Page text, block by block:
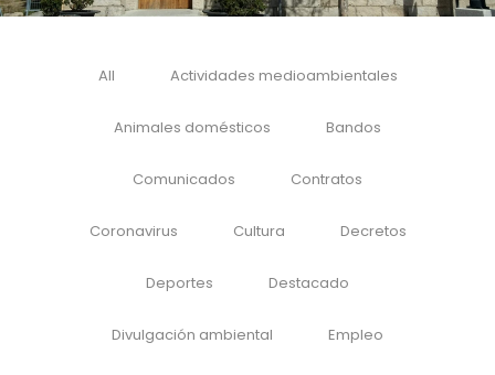
All Actividades medioambientales
Animales domésticos Bandos
Comunicados Contratos
Coronavirus Cultura Decretos
Deportes Destacado
Divulgación ambiental Empleo